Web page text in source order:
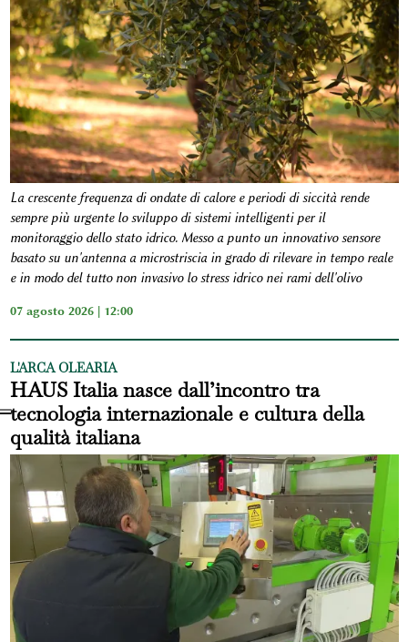
La crescente frequenza di ondate di calore e periodi di siccità rende
sempre più urgente lo sviluppo di sistemi intelligenti per il
monitoraggio dello stato idrico. Messo a punto un innovativo sensore
basato su un'antenna a microstriscia in grado di rilevare in tempo reale
e in modo del tutto non invasivo lo stress idrico nei rami dell'olivo
07 agosto 2026 | 12:00
L'ARCA OLEARIA
HAUS Italia nasce dall’incontro tra
tecnologia internazionale e cultura della
qualità italiana